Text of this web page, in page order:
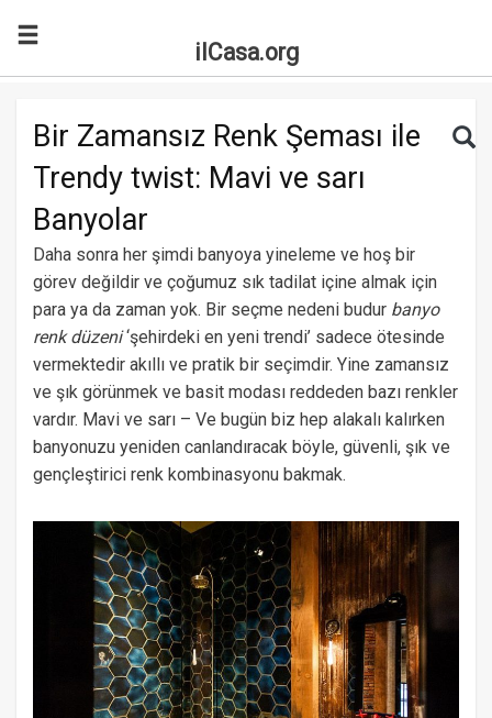
ilCasa.org
Search for:
Bir Zamansız Renk Şeması ile
Trendy twist: Mavi ve sarı
Banyolar
Daha sonra her şimdi banyoya yineleme ve hoş bir
görev değildir ve çoğumuz sık tadilat içine almak için
para ya da zaman yok. Bir seçme nedeni budur banyo
renk düzeni‘şehirdeki en yeni trendi’ sadece ötesinde
vermektedir akıllı ve pratik bir seçimdir. Yine zamansız
ve şık görünmek ve basit modası reddeden bazı renkler
vardır. Mavi ve sarı – Ve bugün biz hep alakalı kalırken
banyonuzu yeniden canlandıracak böyle, güvenli, şık ve
gençleştirici renk kombinasyonu bakmak.